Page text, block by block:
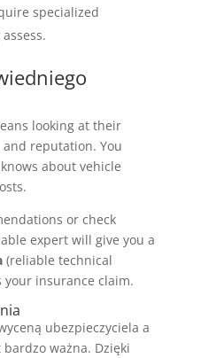
specialized
looking at their
reputation. You
about vehicle
or check
expert will give you a
(reliable technical
your insurance claim.
ubezpieczyciela a
ważna. Dzięki